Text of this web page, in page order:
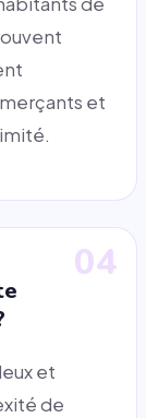
et
04
et
de